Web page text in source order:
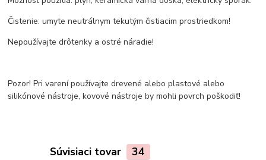
Čistenie: umyte neutrálnym tekutým čistiacim prostriedkom!
Nepoužívajte drôtenky a ostré náradie!
Pozor! Pri varení používajte drevené alebo plastové alebo
silikónové nástroje, kovové nástroje by mohli povrch poškodiť!
Súvisiaci tovar 34